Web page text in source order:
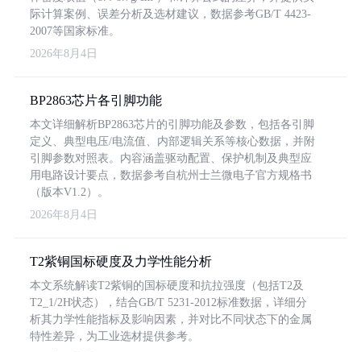
际计算案例、误差分析及选材建议，数据参考GB/T 4423-
2007等国家标准。
2026年8月4日
BP2863芯片各引脚功能
本文详细解析BP2863芯片的引脚功能及参数，包括各引脚
定义、典型电压/电流值、内部逻辑关系等核心数据，并附
引脚参数对照表。内容涵盖驱动配置、保护机制及典型应
用电路设计要点，数据参考自杭州士兰微电子官方规格书
（版本V1.2）。
2026年8月4日
T2紫铜国标硬度及力学性能分析
本文系统解读T2紫铜的国标硬度和抗拉强度（包括T2及
T2_1/2H状态），结合GB/T 5231-2012标准数据，详细分
析其力学性能指标及影响因素，并对比不同状态下的金属
特性差异，为工业选材提供参考。